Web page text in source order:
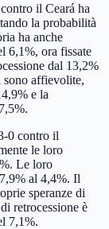
il Ceará ha
la probabilità
ha anche
6,1%, ora fissate
dal 13,2%
sono affievolite,
e la
0 contro il
le loro
Le loro
al 4,4%. Il
speranze di
retrocessione è
7,1%.